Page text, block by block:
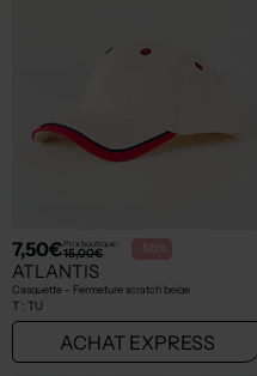
7,50€Prix boutique :
15,00€ -50%
ATLANTIS
Casquette - Fermeture scratch beige
T : TU
ACHAT EXPRESS